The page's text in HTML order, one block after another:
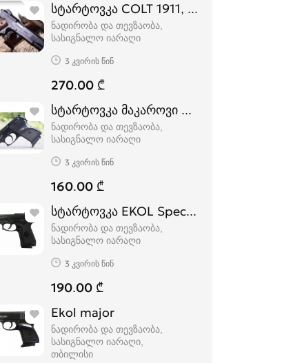
სტარტოვკა COLT 1911, COLT 1911 SX
ნადირობა და თევზაობა,
სასიგნალო იარაღი
3 კვირის წინ
270.00 ₾
სტარტოვკა მაკაროვი Ekol Lady
ნადირობა და თევზაობა,
სასიგნალო იარაღი
3 კვირის წინ
160.00 ₾
სტარტოვკა EKOL Special 99
ნადირობა და თევზაობა,
სასიგნალო იარაღი
3 კვირის წინ
190.00 ₾
Ekol major
ნადირობა და თევზაობა,
სასიგნალო იარაღი
თბილისი